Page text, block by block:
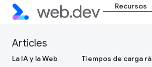
Recursos
Articles
La IA y la Web Tiempos de carga
información
navegador